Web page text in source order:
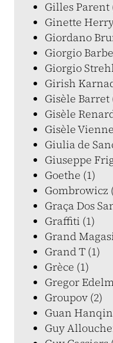
Gilles Parent
Ginette
Giordano
Giorgio
Giorgio
Girish
Gisèle Barret
Gisèle
Gisèle
Giulia de
Giuseppe
Goethe (1)
Gombrowicz
Graça Dos
Graffiti (1)
Grand
Grand T (1)
Grèce (1)
Gregor
Groupov (2)
Guan
Guy